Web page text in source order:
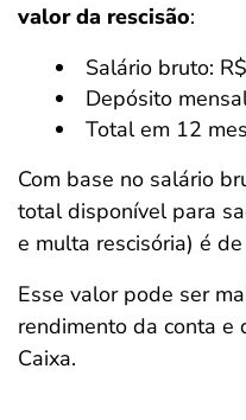
valor da rescisão:
Salário bruto:
Depósito
Total em 12
Com base no salário
total disponível para
e multa rescisória) é
Esse valor pode ser
rendimento da conta e
Caixa.